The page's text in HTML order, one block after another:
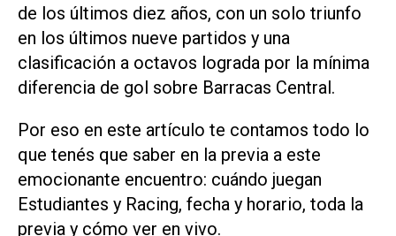
de los últimos diez años, con un solo triunfo
en los últimos nueve partidos y una
clasificación a octavos lograda por la mínima
diferencia de gol sobre Barracas Central.
Por eso en este artículo te contamos todo lo
que tenés que saber en la previa a este
emocionante encuentro: cuándo juegan
Estudiantes y Racing, fecha y horario, toda la
previa y cómo ver en vivo.